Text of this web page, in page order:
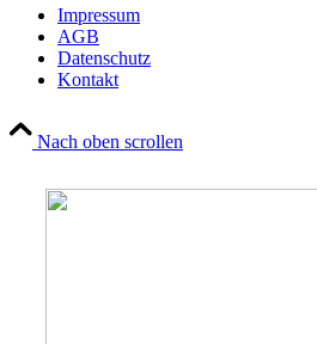
Impressum
AGB
Datenschutz
Kontakt
Nach oben scrollen